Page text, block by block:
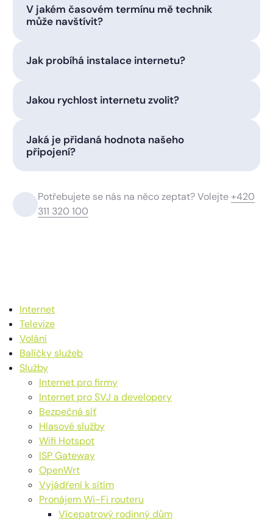
V jakém časovém termínu mě technik
může navštívit?
Jak probíhá instalace internetu?
Jakou rychlost internetu zvolit?
Jaká je přidaná hodnota našeho
připojení?
Potřebujete se nás na něco zeptat? Volejte+420
311 320 100
Internet
Televize
Volání
Balíčky služeb
Služby
Internet pro firmy
Internet pro SVJ a developery
Bezpečná síť
Hlasové služby
Wifi Hotspot
ISP Gateway
OpenWrt
Vyjádření k sítím
Pronájem Wi-Fi routeru
Vícepatrový rodinný dům